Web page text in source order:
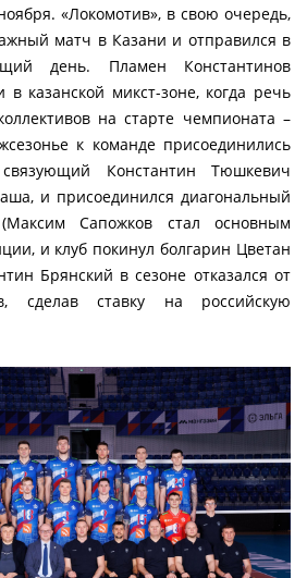
«Локомотив», в свою очередь,
матч в Казани и отправился в
день. Пламен Константинов
казанской микст-зоне, когда речь
на старте чемпионата –
к команде присоединились
Константин Тюшкевич
и присоединился диагональный
Сапожков стал основным
и клуб покинул болгарин Цветан
Брянский в сезоне отказался от
сделав ставку на российскую